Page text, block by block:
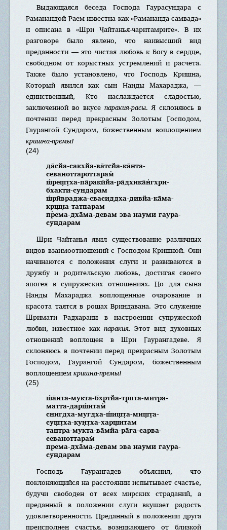
Выдающаяся беседа Господа Гаурасундара с
Раманандой Раем известна как «Рамананда-самвада»
и описана в «Шри Чайтанья-чаритамрите». В их
разговоре было явлено, что наивысший вид
преданности — это чистая любовь к Богу в сердце,
свободном от корыстных устремлений и расчета.
Также было установлено, что Господь Кришна,
Который явился как сын Нанды Махараджа, —
единственный, Кто наслаждается сладостью,
заключенной во вкусе паракия-расы. Я склоняюсь в
почтении перед прекрасным Золотым Господом,
Гаурангой Сундаром, божественным воплощением
кришна-премы!
(24)
да̄сйа-сакхйа-ва̄тсйа-ка̄нта-
севаноттароттарам̇
ш́реш̣т̣ха-па̄ракӣйа-ра̄дхика̄н̇гхри-
бхакти-сундарам
ш́рӣвраджа-свасиддха-дивйа-ка̄ма-
кр̣ш̣н̣а-татпарам
према-дха̄ма-девам эва науми гаура-
сундарам
Шри Чайтанья явил существование различных
видов взаимоотношений с Господом Кришной. Они
начинаются с положения слуги и развиваются в
дружбу и родительскую любовь, достигая своего
апогея в супружеских отношениях. Но для сына
Нанды Махараджа воплощенные очарование и
красота таятся в рощах Вриндавана. Это служение
Шримати Радхарани в настроении супружеской
любви, известное как паракия. Этот вид духовных
отношений воплощен в Шри Гаурангадеве. Я
склоняюсь в почтении перед прекрасным Золотым
Господом, Гаурангой Сундаром, божественным
воплощениемкришна-премы!
(25)
ш́а̄нта-мукта-бхр̣тйа-тр̣пта-митра-
матта-дарш́итам̇
снигдха-мугдха-ш́иш̣т̣а-миш̣т̣а-
суш̣т̣ха-кун̣т̣ха-харш̣итам
тантра-мукта-ва̄мйа-ра̄га-сарва-
севаноттарам̇
према-дха̄ма-девам эва науми гаура-
сундарам
Господь Гаурангадев объяснил, что
поклоняющийся на расстоянии испытывает счастье,
будучи свободен от всех мирских страданий, а
преданный в положении слуги вкушает радость
удовлетворенности. Преданный в положении друга
преисполнен счастья, возникающего от близкой